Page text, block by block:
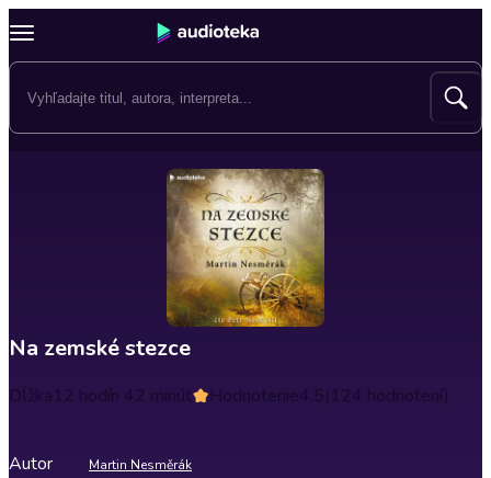
Na zemské stezce
Dĺžka12 hodín 42 minút Hodnotenie4.5(124 hodnotení)
Autor Martin Nesměrák